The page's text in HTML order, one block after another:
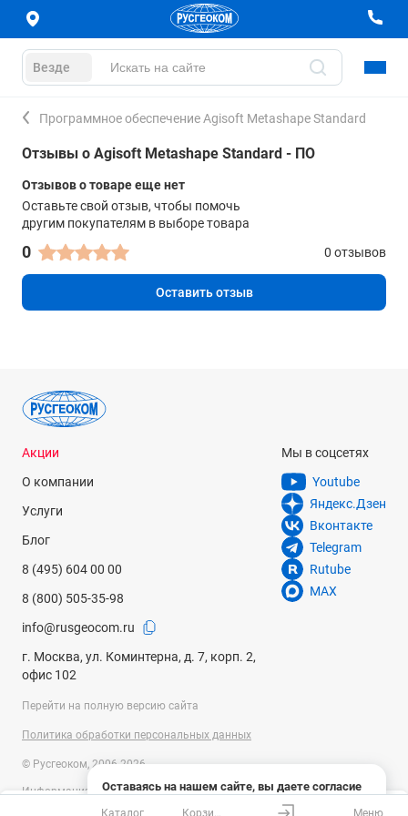
Везде
Программное обеспечение Agisoft Metashape Standard
Отзывы о Agisoft Metashape Standard - ПО
Отзывов о товаре еще нет
Оставьте свой отзыв, чтобы помочь
другим покупателям в выборе товара
0 0 отзывов
Оставить отзыв
Оставаясь на нашем сайте, вы даете согласие
на использование файлов cookies и сбор данных
Акции
О компании
Услуги
Блог
8 (495) 604 00 00
8 (800) 505-35-98
info@rusgeocom.ru
г. Москва, ул. Коминтерна, д. 7, корп. 2,
офис 102
Мы в соцсетях
Youtube
Яндекс.Дзен
Вконтакте
Telegram
Rutube
MAX
Перейти на полную версию сайта
Политика обработки персональных данных
© Русгеоком, 2006-2026
Информация на сайте носит справочный характер и не является
публичной офертой, определяемой положениями Статьи 437
Каталог Меню